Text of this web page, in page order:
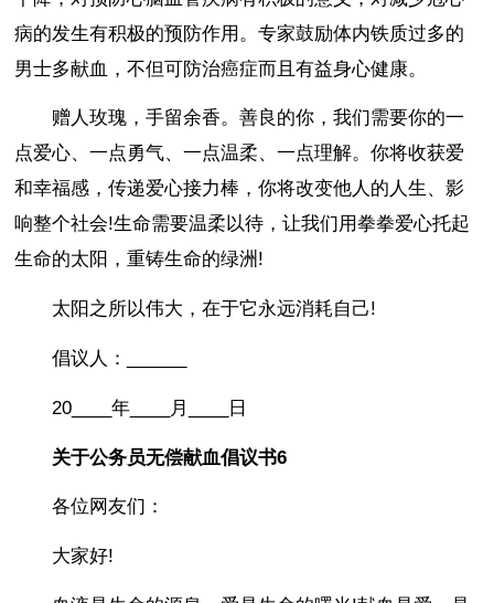
病的发生有积极的预防作用。专家鼓励体内铁质过多的
男士多献血，不但可防治癌症而且有益身心健康。
赠人玫瑰，手留余香。善良的你，我们需要你的一
点爱心、一点勇气、一点温柔、一点理解。你将收获爱
和幸福感，传递爱心接力棒，你将改变他人的人生、影
响整个社会!生命需要温柔以待，让我们用拳拳爱心托起
生命的太阳，重铸生命的绿洲!
太阳之所以伟大，在于它永远消耗自己!
倡议人：______
20____年____月____日
关于公务员无偿献血倡议书6
各位网友们：
大家好!